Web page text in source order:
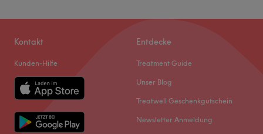
Kontakt
Kunden-Hilfe
Entdecke
Treatment Guide
Unser Blog
Treatwell Geschenkgutschein
Newsletter Anmeldung